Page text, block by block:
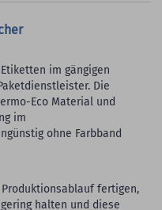
im gängigen
Die
Eco Material und
im
ohne Farbband
fertigen,
halten und diese